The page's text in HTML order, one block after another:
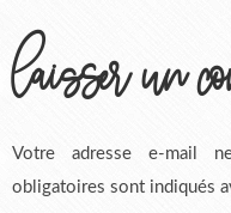
laisser un
Votre adresse e-mail
obligatoires sont indiqués